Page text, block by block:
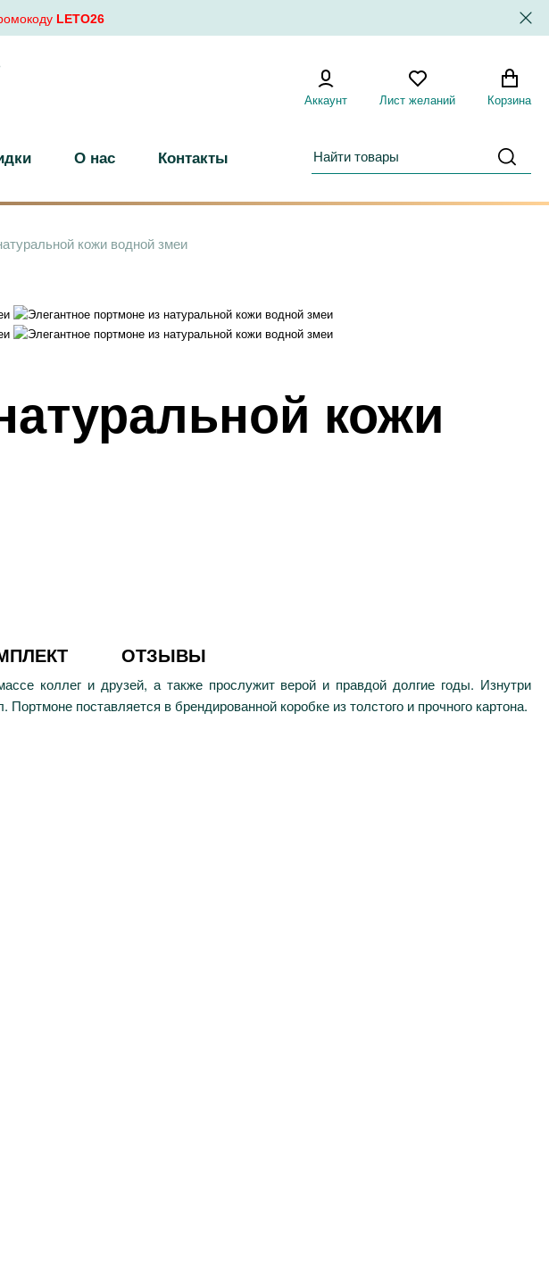
LETO26
Аккаунт Лист желаний Корзина
О нас Контакты
кожи водной змеи
кожи
ОТЗЫВЫ
коллег и друзей, а также прослужит верой и правдой долгие годы. Изнутри
поставляется в брендированной коробке из толстого и прочного картона.